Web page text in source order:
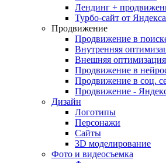
Лендинг +
Турбо-сайт от Яндекса
Продвижение
Продвижение в
Внутренняя
Внешняя оптимизация
Продвижение в
Продвижение в соц.
Продвижение -
Дизайн
Логотипы
Персонажи
Сайты
3D моделирование
Фото и видеосъемка